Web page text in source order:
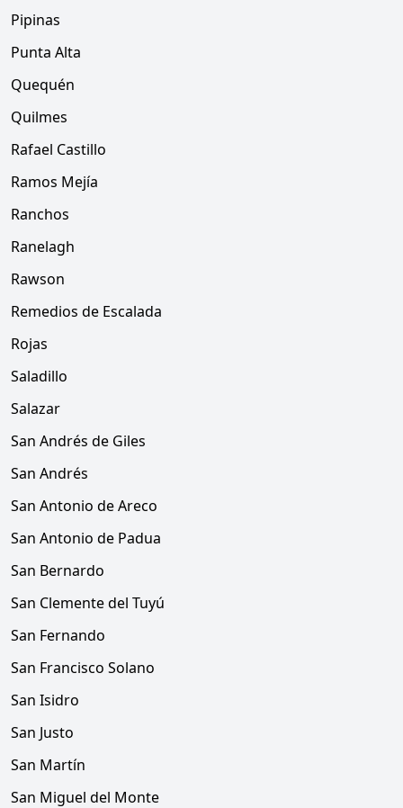
Pipinas
Punta Alta
Quequén
Quilmes
Rafael Castillo
Ramos Mejía
Ranchos
Ranelagh
Rawson
Remedios de Escalada
Rojas
Saladillo
Salazar
San Andrés de Giles
San Andrés
San Antonio de Areco
San Antonio de Padua
San Bernardo
San Clemente del Tuyú
San Fernando
San Francisco Solano
San Isidro
San Justo
San Martín
San Miguel del Monte